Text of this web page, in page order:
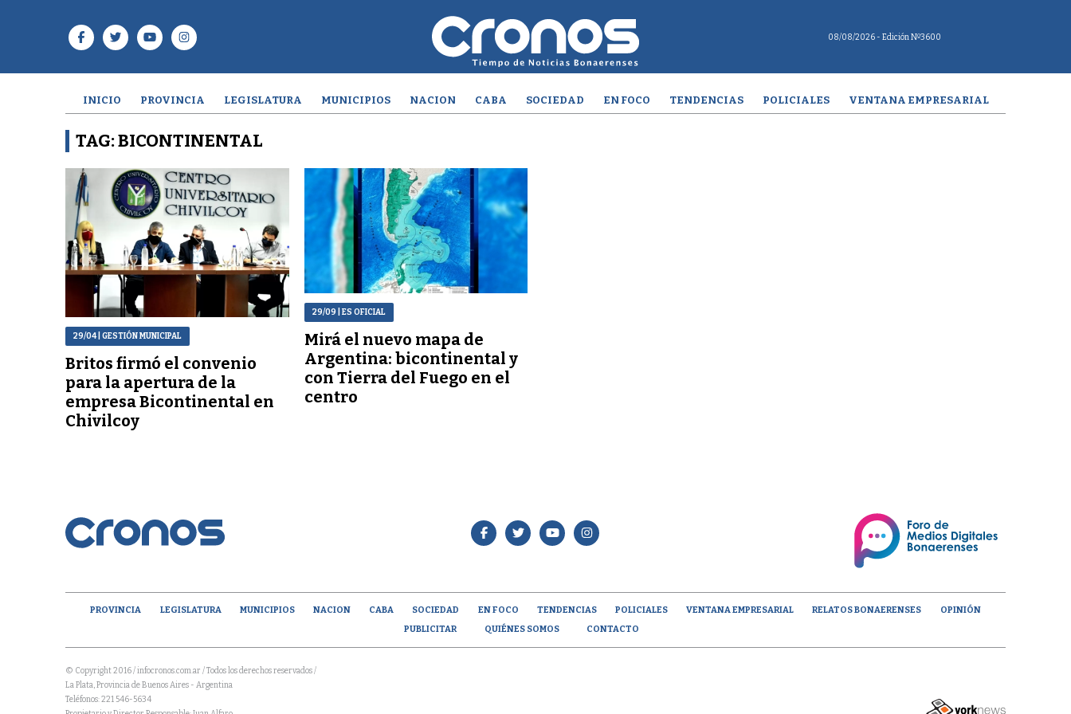
08/08/2026 - Edición Nº3600
INICIO PROVINCIA LEGISLATURA MUNICIPIOS NACION CABA SOCIEDAD EN FOCO TENDENCIAS POLICIALES VENTANA EMPRESARIAL
TAG: BICONTINENTAL
29/04| GESTIÓN MUNICIPAL
Britos firmó el convenio
para la apertura de la
empresa Bicontinental en
Chivilcoy
29/09 | ES OFICIAL
Mirá el nuevo mapa de
Argentina: bicontinental y
con Tierra del Fuego en el
centro
PROVINCIA LEGISLATURA MUNICIPIOS NACION CABA SOCIEDAD EN FOCO TENDENCIAS POLICIALES VENTANA EMPRESARIAL RELATOS BONAERENSES
OPINIÓN
PUBLICITAR
QUIÉNES SOMOS CONTACTO
© Copyright 2016 / infocronos.com.ar / Todos los derechos reservados /
La Plata, Provincia de Buenos Aires - Argentina
Teléfonos: 221 546-5634